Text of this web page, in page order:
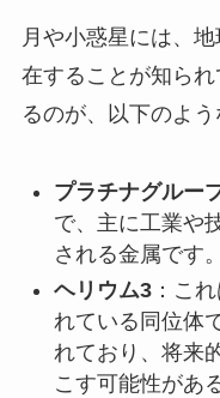
月や小惑星には、
在することが知ら
るのが、以下のよう
プラチナグルー
で、主に工業や
される金属です。
ヘリウム3：こ
れている同位体
れており、将来
こす可能性があ